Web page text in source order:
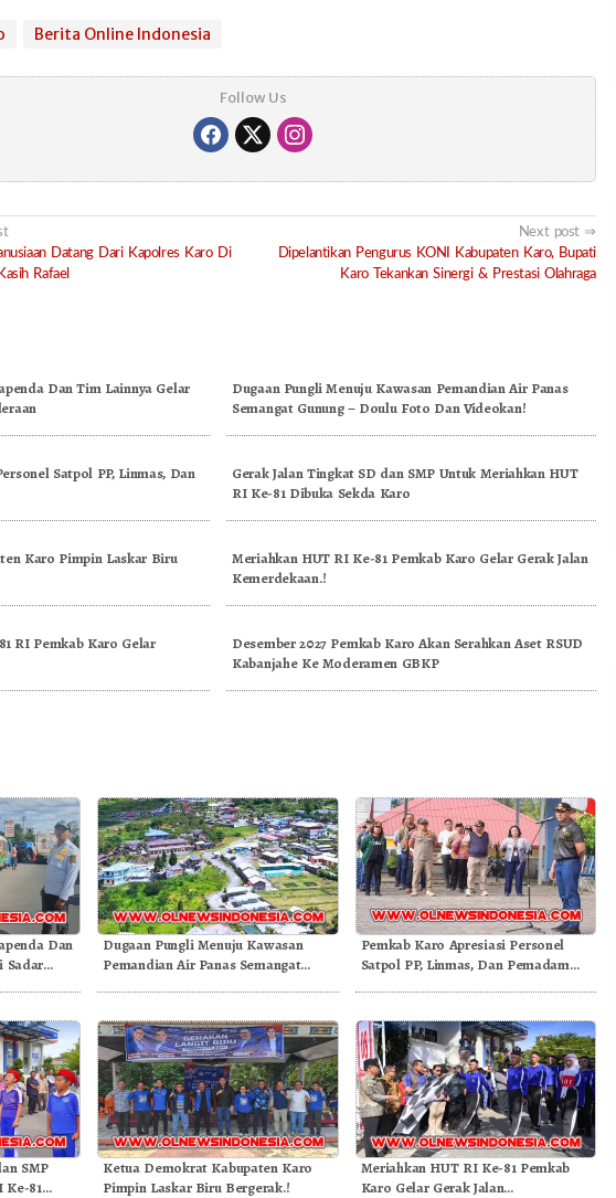
Berita Online Indonesia
Follow Us
Datang Dari Kapolres Karo Di
Rafael
Next post
Dipelantikan Pengurus KONI Kabupaten Karo, Bupati
Karo Tekankan Sinergi & Prestasi Olahraga
Dan Tim Lainnya Gelar
Dugaan Pungli Menuju Kawasan Pemandian Air Panas
Semangat Gunung – Doulu Foto Dan Videokan!
Satpol PP, Linmas, Dan
Gerak Jalan Tingkat SD dan SMP Untuk Meriahkan HUT
RI Ke-81 Dibuka Sekda Karo
Karo Pimpin Laskar Biru
Meriahkan HUT RI Ke-81 Pemkab Karo Gelar Gerak Jalan
Kemerdekaan.!
RI Pemkab Karo Gelar
Desember 2027 Pemkab Karo Akan Serahkan Aset RSUD
Kabanjahe Ke Moderamen GBKP
Dan
Sadar
Dugaan Pungli Menuju Kawasan
Pemandian Air Panas Semangat
Pemkab Karo Apresiasi Personel
Satpol PP, Linmas, Dan Pemadam
SMP
Ke-81
Ketua Demokrat Kabupaten Karo
Pimpin Laskar Biru Bergerak.!
Meriahkan HUT RI Ke-81 Pemkab
Karo Gelar Gerak Jalan
Di Myanmar, Siap Bantu Korban
Gempa Myanmar